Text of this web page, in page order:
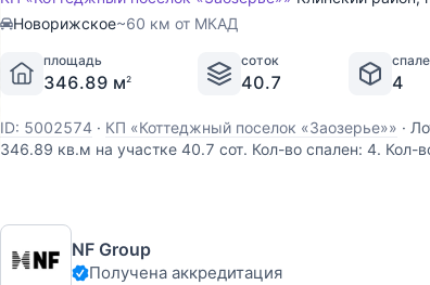
Новорижское~60 км от МКАД
площадь
346.89 м2
соток
40.7 4
ID: 5002574 · КП «Коттеджный поселок «Заозерье»» ·
346.89 кв.м на участке 40.7 cот. Кол-во спален: 4. Кол-
NF Group
Получена аккредитация